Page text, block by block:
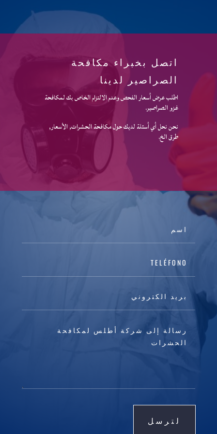
اتصل بخبراء مكافحة
الصراصير لدينا
اطلب عرض أسعار الفحص وعدم الالتزام الخاص بك لمكافحة
غزو الصراصير.
نحن نحل أي أسئلة لديك حول مكافحة الحشرات, الأسعار,
طرق الخ.
لترسل